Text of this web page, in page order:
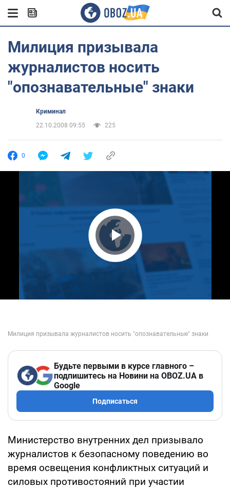
Милиция призывала
журналистов носить
"опознавательные" знаки
Криминал
22.10.2008 09:55
225
0
Play Video
Будьте первыми в курсе главного –
подпишитесь на Новини на OBOZ.UA в
Google
Подписаться
Министерство внутренних дел призывало
журналистов к безопасному поведению во
время освещения конфликтных ситуаций и
силовых противостояний при участии